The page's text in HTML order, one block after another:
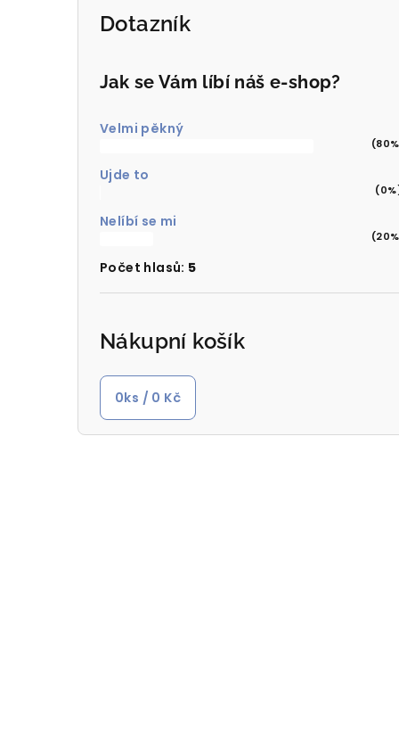
Dotazník
Jak se Vám líbí náš e-shop?
Velmi pěkný
Ujde to
Nelíbí se mi
Počet hlasů: 5
Nákupní košík
0ks / 0 Kč